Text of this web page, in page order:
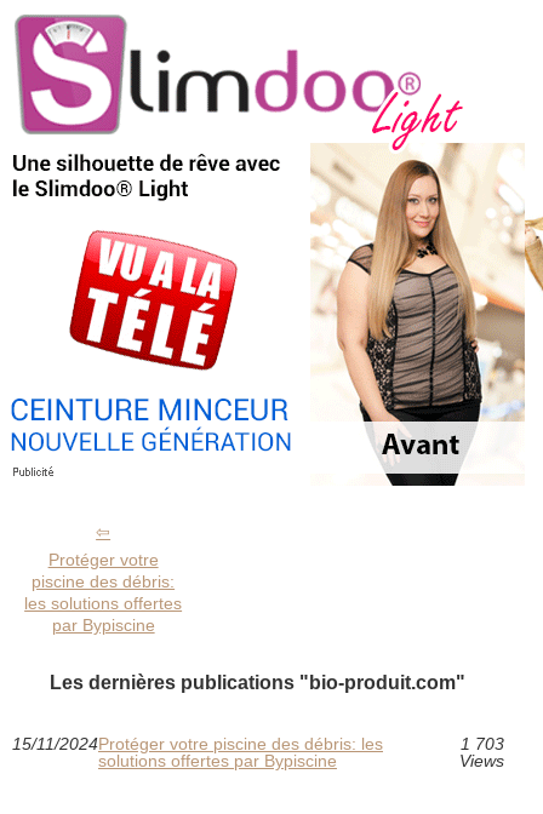
Protéger votre
piscine des débris:
les solutions offertes
par Bypiscine
Les dernières publications "bio-produit.com"
15/11/2024Protéger votre piscine des débris: les
solutions offertes par Bypiscine
1 703
Views